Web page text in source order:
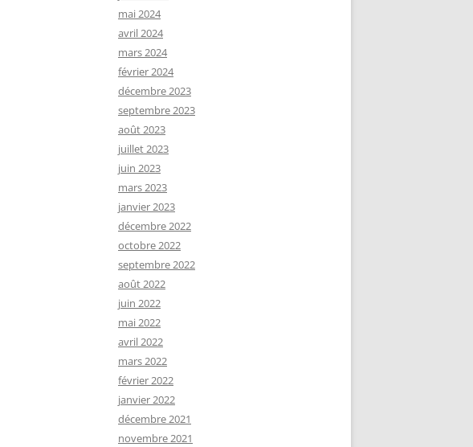
mai 2024
avril 2024
mars 2024
février 2024
décembre 2023
septembre 2023
août 2023
juillet 2023
juin 2023
mars 2023
janvier 2023
décembre 2022
octobre 2022
septembre 2022
août 2022
juin 2022
mai 2022
avril 2022
mars 2022
février 2022
janvier 2022
décembre 2021
novembre 2021